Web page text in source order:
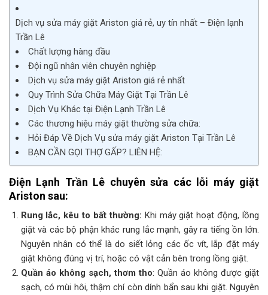
Dịch vụ sửa máy giặt Ariston giá rẻ, uy tín nhất – Điện lạnh
Trần Lê
Chất lượng hàng đầu
Đội ngũ nhân viên chuyên nghiệp
Dịch vụ sửa máy giặt Ariston giá rẻ nhất
Quy Trình Sửa Chữa Máy Giặt Tại Trần Lê
Dịch Vụ Khác tại Điện Lạnh Trần Lê
Các thương hiệu máy giặt thường sửa chữa:
Hỏi Đáp Về Dịch Vụ sửa máy giặt Ariston Tại Trần Lê
BẠN CẦN GỌI THỢ GẤP? LIÊN HỆ:
Điện Lạnh Trần Lê chuyên sửa các lỗi máy giặt
Ariston sau:
Rung lắc, kêu to bất thường: Khi máy giặt hoạt động, lồng
giặt và các bộ phận khác rung lắc mạnh, gây ra tiếng ồn lớn.
Nguyên nhân có thể là do siết lỏng các ốc vít, lắp đặt máy
giặt không đúng vị trí, hoặc có vật cản bên trong lồng giặt.
Quần áo không sạch, thơm tho: Quần áo không được giặt
sạch, có mùi hôi, thậm chí còn dính bẩn sau khi giặt. Nguyên